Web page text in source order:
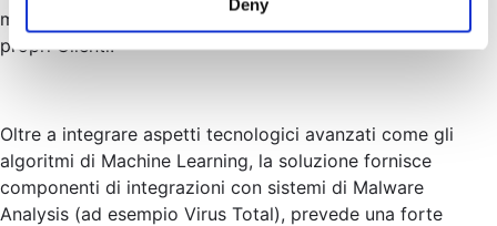
Deny
modo da innalzare anche il livello di consapevolezza dei
propri Clienti.
Oltre a integrare aspetti tecnologici avanzati come gli
algoritmi di Machine Learning, la soluzione fornisce
componenti di integrazioni con sistemi di Malware
Analysis (ad esempio Virus Total), prevede una forte